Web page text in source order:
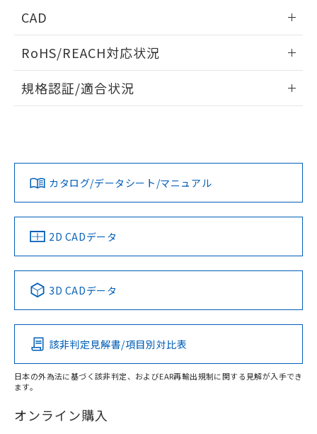
CAD
ドすることができます。
ログイン/会員登録
ダウンロードデータをご利用いただく前に、以下を必ずお読
みください。
ソフトウェアの使用条件
RoHS/REACH対応状況
EU RoHS 注意事項・凡例
対応済み
中国 RoHS 注意事項・凡例
Pb Hg Cd Cr(VI)
O
在庫等で未対応品が混在する可能性があります。
規格認証/適合状況
LR型式承認
（イギリス
船舶規格）
DNV型式承認
（ノルウェー
BV型式承認
（フランス
KR型式
（韓国
No No No No
この製品の規格認証/適合状況ページへ
その他の認証はこちらのページからご検索ください
カタログ/データシート/マニュアル
2D CADデータ
3D CADデータ
該非判定見解書/項目別対比表
日本の外為法に基づく該非判定、およびEAR再輸出規制に関する見解が入手でき
ます。
オンライン購入
欄に対応日を記載しておりました。
既に当社にて対応品への在庫切替を完了
していることから、特段のことがない限
り、2022年1月12日より割愛しておりま
す。